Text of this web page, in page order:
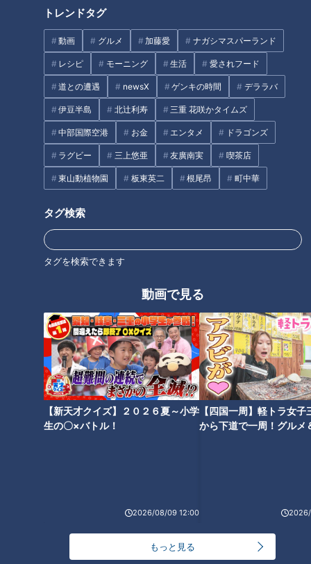
トレンドタグ
動画 グルメ 加藤愛 ナガシマスパーランド
レシピ モーニング 生活 愛されフード
道との遭遇 newsX ゲンキの時間 デララバ
伊豆半島 北辻利寿 三重 花咲かタイムズ
中部国際空港 お金 エンタメ ドラゴンズ
ラグビー 三上悠亜 友廣南実 喫茶店
東山動植物園 板東英二 根尾昂 町中華
タグ検索
タグを検索できます
動画で見る
【新天才クイズ】２０２６夏～小学
生の〇×バトル！
2026/08/09 12:00
【四国一周】軽トラ女子
から下道で一周！グルメ
もっと見る
いざ交流戦へ！本拠地ドーム５
階席で検証した井上ドラゴンズ
の“現在地”
侍ジャパン髙橋宏斗がWBC前に
マエケンと熱論！～投手にとっ
て大切なこと
スポーツ サンデードラゴンズ
ドラゴンズを愛して半世紀！竹内茂喜の『野球のドテ煮』
藤嶋健人
昨シーズンの自己採点は10
点！？自分に厳しすぎる正捕手
木下拓哉「今年は本気出す！」
４番の適正、二遊間問題、髙橋
宏の登板間隔、根尾の強み― 立
浪和義監督が語る２０２３年構
林勇希へ禁断の質問！多くのチ
を付けたい！」ドラゴンズ遊撃
のレギュラー候補筆頭 土田龍